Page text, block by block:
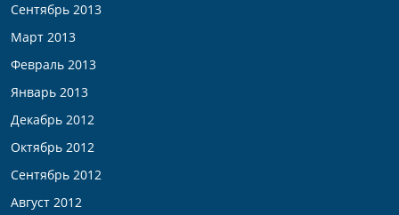
Сентябрь 2013
Март 2013
Февраль 2013
Январь 2013
Декабрь 2012
Октябрь 2012
Сентябрь 2012
Август 2012